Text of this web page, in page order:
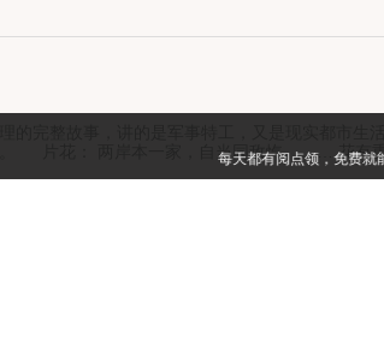
的完整故事，讲的是军事特工，又是现实都市生
。 片花： 两岸本一家，自当同敌忾。…… 花
履的中年男子听到之后疾步走来，隔着几步就